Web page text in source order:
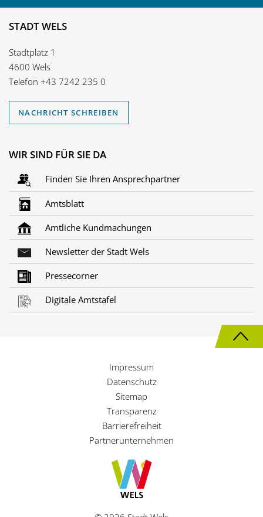
STADT WELS
Stadtplatz 1
4600 Wels
Telefon +43 7242 235 0
NACHRICHT SCHREIBEN
WIR SIND FÜR SIE DA
Finden Sie Ihren Ansprechpartner
Amtsblatt
Amtliche Kundmachungen
Newsletter der Stadt Wels
Pressecorner
Digitale Amtstafel
Impressum
Datenschutz
Sitemap
Transparenz
Barrierefreiheit
Partnerunternehmen